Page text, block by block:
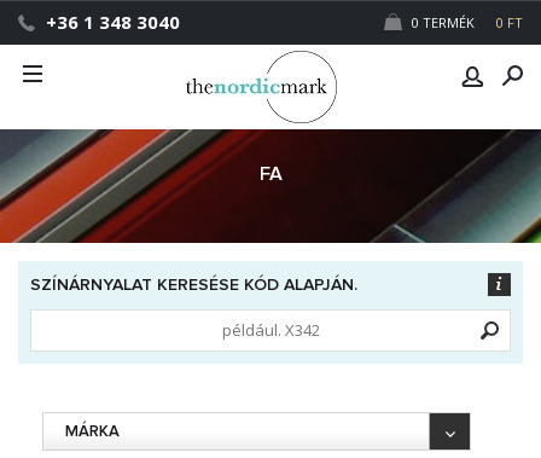
+36 1 348 3040 0 TERMÉK 0 FT
FA
SZÍNÁRNYALAT KERESÉSE KÓD ALAPJÁN.
MÁRKA